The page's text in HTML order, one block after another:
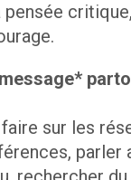
sur les
parler